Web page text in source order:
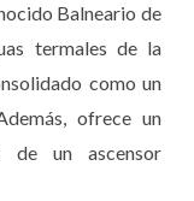
Balneario de
termales de la
como un
ofrece un
un ascensor